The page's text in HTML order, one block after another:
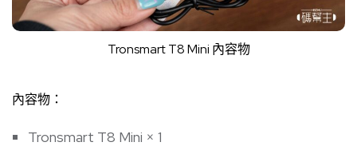
Tronsmart T8 Mini 內容物
內容物：
Tronsmart T8 Mini × 1